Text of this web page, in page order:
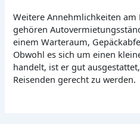
Weitere Annehmlichkeiten am
gehören
einem Warteraum,
Obwohl es sich um einen
handelt, ist er gut
Reisenden gerecht zu werden.